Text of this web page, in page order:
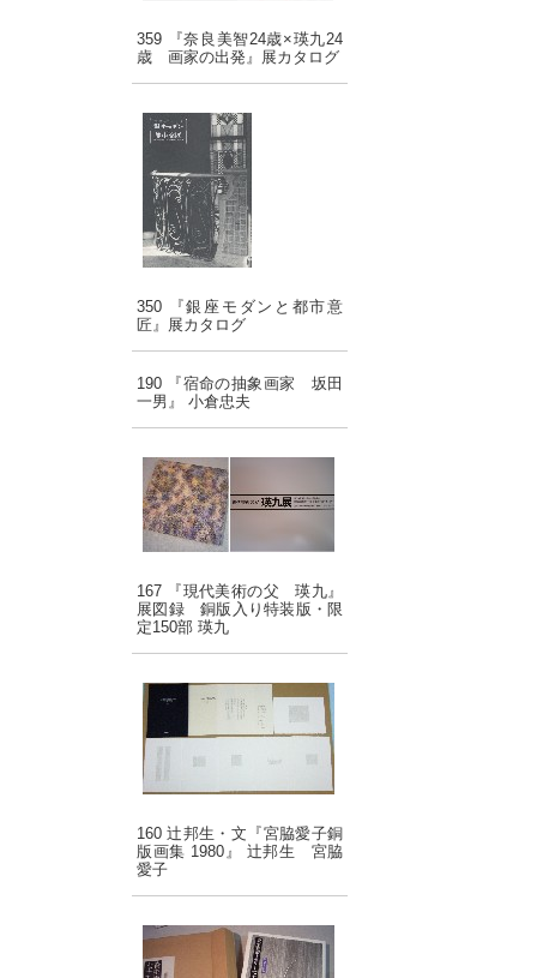
359 『奈良美智24歳×瑛九24
歳 画家の出発』展カタログ
350 『銀座モダンと都市意
匠』展カタログ
190 『宿命の抽象画家 坂田
一男』 小倉忠夫
167 『現代美術の父 瑛九』
展図録 銅版入り特装版・限
定150部 瑛九
160 辻邦生・文『宮脇愛子銅
版画集 1980』 辻邦生 宮脇
愛子